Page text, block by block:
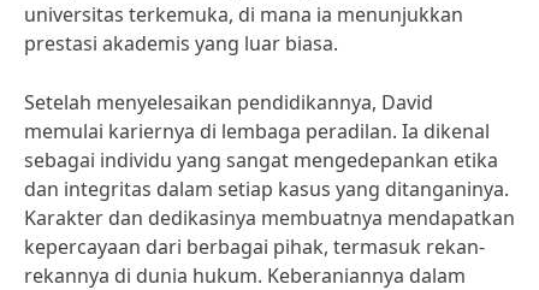
universitas terkemuka, di mana ia menunjukkan
prestasi akademis yang luar biasa.
Setelah menyelesaikan pendidikannya, David
memulai kariernya di lembaga peradilan. Ia dikenal
sebagai individu yang sangat mengedepankan etika
dan integritas dalam setiap kasus yang ditanganinya.
Karakter dan dedikasinya membuatnya mendapatkan
kepercayaan dari berbagai pihak, termasuk rekan-
rekannya di dunia hukum. Keberaniannya dalam